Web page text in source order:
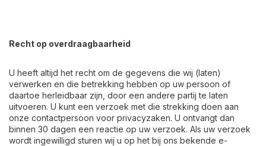
Recht op overdraagbaarheid
U heeft altijd het recht om de gegevens die wij (laten)
verwerken en die betrekking hebben op uw persoon of
daartoe herleidbaar zijn, door een andere partij te laten
uitvoeren. U kunt een verzoek met die strekking doen aan
onze contactpersoon voor privacyzaken. U ontvangt dan
binnen 30 dagen een reactie op uw verzoek. Als uw verzoek
wordt ingewilligd sturen wij u op het bij ons bekende e-